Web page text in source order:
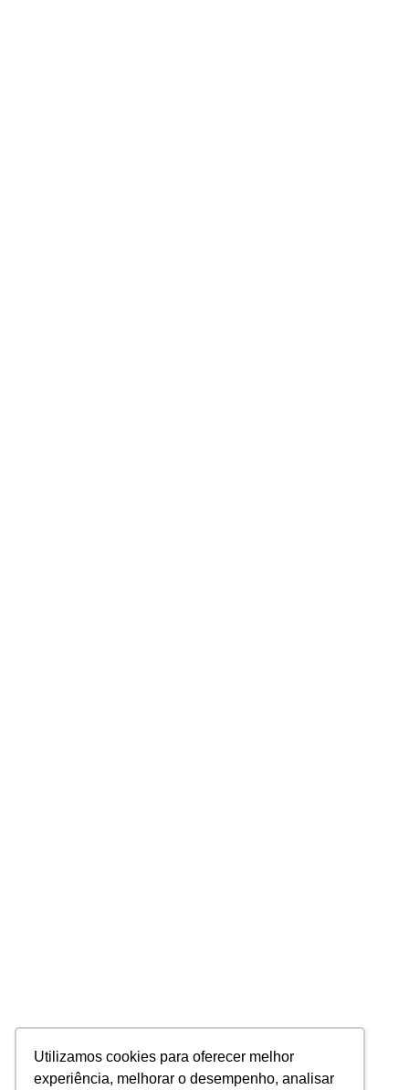
Utilizamos cookies para oferecer melhor
experiência, melhorar o desempenho, analisar